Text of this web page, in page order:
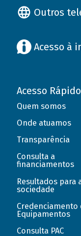
Outros
Acesso à
Acesso Rápido
Quem somos
Onde atuamos
Transparência
Consulta a
financiamentos
Resultados para
sociedade
Credenciamento
Equipamentos
Consulta PAC